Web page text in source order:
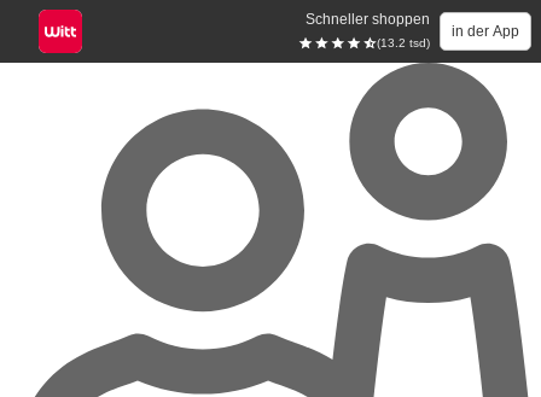
Schneller shoppen
(13.2 tsd)
in der App